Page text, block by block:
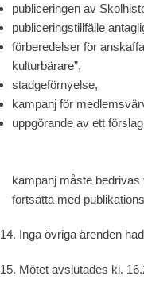
publiceringen av
publiceringstillfälle
förberedelser för
kulturbärare”,
stadgeförnyelse,
kampanj för
13. Ingen
kampanj måste
fortsätta med
14. Inga övriga ärenden
15. Mötet avslutades kl.